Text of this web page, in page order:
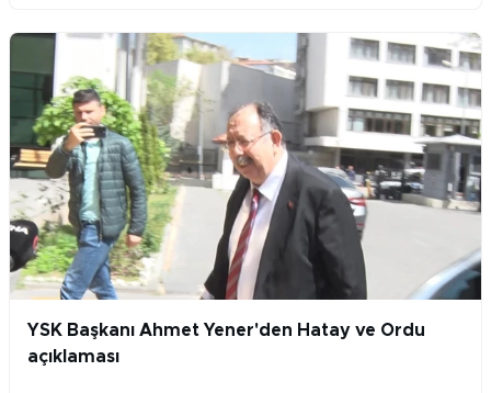
YSK Başkanı Ahmet Yener'den Hatay ve Ordu
açıklaması